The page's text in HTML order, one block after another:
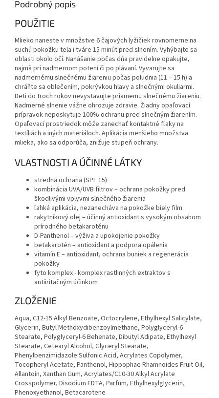
Podrobný popis
POUŽITIE
Mlieko naneste v množstve 6 čajových lyžičiek rovnomerne na
suchú pokožku tela i tváre 15 minút pred slnením. Vyhýbajte sa
oblasti okolo očí. Nanášanie počas dňa pravidelne opakujte,
najmä pri nadmernom potení či po plávaní. Vyvarujte sa
nadmernému slnečnému žiareniu počas poludnia (11 – 15 h) a
chráňte sa oblečením, pokrývkou hlavy a slnečnými okuliarmi.
Deti do troch rokov nevystavujte priamemu slnečnému žiareniu.
Nadmerné slnenie vážne ohrozuje zdravie. Žiadny opaľovací
prípravok neposkytuje 100% ochranu pred slnečným žiarením.
Opaľovací prostriedok môže zanechať kontaktné fľaky na
textíliách a iných materiáloch. Aplikácia menšieho množstva
mlieka, ako sa odporúča, znižuje stupeň ochrany.
VLASTNOSTI A ÚČINNÉ LÁTKY
stredná ochrana (SPF 15)
kombinácia UVA/UVB filtrov – ochrana pokožky pred
škodlivými vplyvmi slnečného žiarenia
ľahká aplikácia, nezanecháva na pokožke biely film
rakytníkový olej – účinný antioxidant s vysokým obsahom
prírodného betakaroténu
D-Panthenol – výživa a upokojenie pokožky
betakarotén – antioxidant a podpora opálenia
vitamín E – antioxidant, ochrana buniek a regenerácia
pokožky
fyto komplex - komplex rastlinných extraktov s
antiiritačným účinkom
ZLOŽENIE
Aqua, C12-15 Alkyl Benzoate, Octocrylene, Ethylhexyl Salicylate,
Glycerin, Butyl Methoxydibenzoylmethane, Polyglyceryl-6
Stearate, Polyglyceryl-6 Behenate, Dibutyl Adipate, Ethylhexyl
Stearate, Cetearyl Alcohol, Glyceryl Stearate,
Phenylbenzimidazole Sulfonic Acid, Acrylates Copolymer,
Tocopheryl Acetate, Panthenol, Hippophae Rhamnoides Fruit Oil,
Allantoin, Xanthan Gum, Acrylates/C10-30 Alkyl Acrylate
Crosspolymer, Disodium EDTA, Parfum, Ethylhexylglycerin,
Phenoxyethanol, Betacarotene